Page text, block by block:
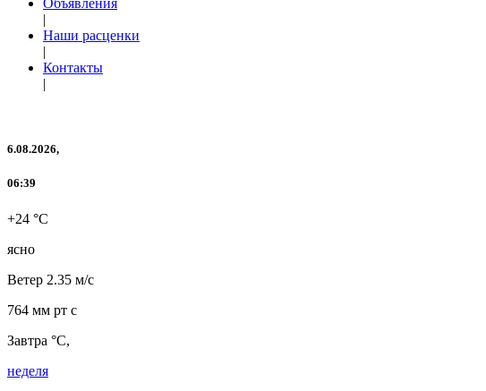
Объявления
|
Наши расценки
|
Контакты
|
6.08.2026,
06:39
+24 °C
ясно
Ветер 2.35 м/с
764 мм рт с
Завтра °C,
неделя